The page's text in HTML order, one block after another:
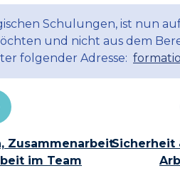
Schulungen, ist nun
und nicht aus dem
folgender Adresse:
Zusammenarbeit
im Team
Sicherheit